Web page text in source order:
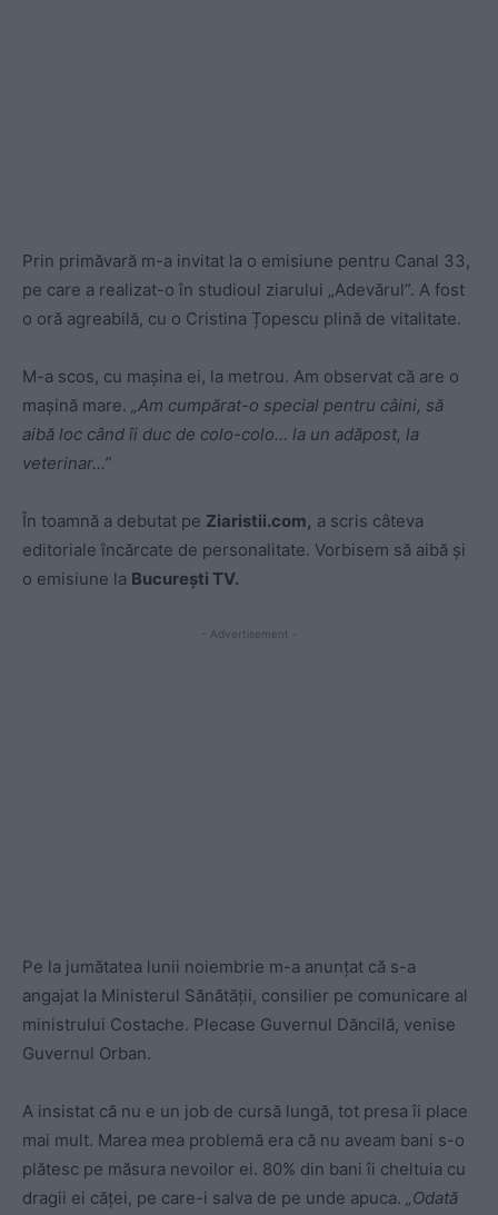
Prin primăvară m-a invitat la o emisiune pentru Canal 33,
pe care a realizat-o în studioul ziarului „Adevărul”. A fost
o oră agreabilă, cu o Cristina Țopescu plină de vitalitate.
M-a scos, cu mașina ei, la metrou. Am observat că are o
mașină mare. „Am cumpărat-o special pentru câini, să
aibă loc când îi duc de colo-colo… la un adăpost, la
veterinar…”
În toamnă a debutat pe Ziaristii.com, a scris câteva
editoriale încărcate de personalitate. Vorbisem să aibă și
o emisiune la București TV.
- Advertisement -
Pe la jumătatea lunii noiembrie m-a anunțat că s-a
angajat la Ministerul Sănătății, consilier pe comunicare al
ministrului Costache. Plecase Guvernul Dăncilă, venise
Guvernul Orban.
A insistat că nu e un job de cursă lungă, tot presa îi place
mai mult. Marea mea problemă era că nu aveam bani s-o
plătesc pe măsura nevoilor ei. 80% din bani îi cheltuia cu
dragii ei căței, pe care-i salva de pe unde apuca. „Odată